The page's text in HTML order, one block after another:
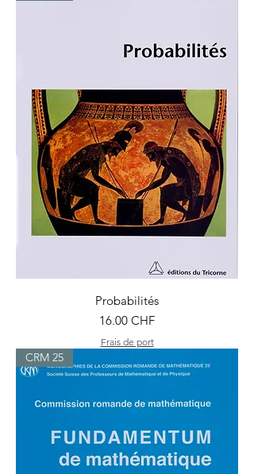
Probabilités
Prix
16.00 CHF
Frais de port
CRM 25